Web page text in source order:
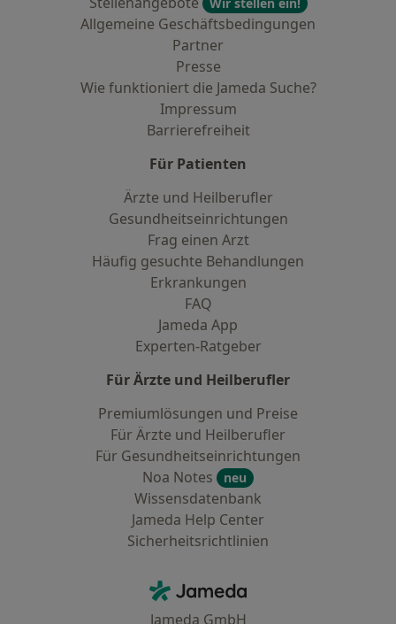
Allgemeine Geschäftsbedingungen
Partner
Presse
Wie funktioniert die Jameda Suche?
Impressum
Barrierefreiheit
Für Patienten
Ärzte und Heilberufler
Gesundheitseinrichtungen
Frag einen Arzt
Häufig gesuchte Behandlungen
Erkrankungen
FAQ
Jameda App
Experten-Ratgeber
Für Ärzte und Heilberufler
Premiumlösungen und Preise
Für Ärzte und Heilberufler
Für Gesundheitseinrichtungen
Noa Notes
neu
Wissensdatenbank
Jameda Help Center
Sicherheitsrichtlinien
Jameda - Startseite
Jameda GmbH